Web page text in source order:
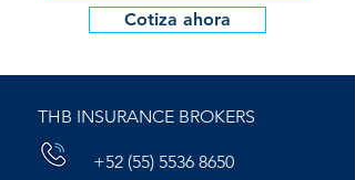
Cotiza ahora
THB INSURANCE BROKERS
+52 (55) 5536 8650